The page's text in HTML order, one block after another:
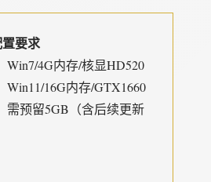
要求
Win7/4G内存/核显HD520
Win11/16G内存/GTX1660
需预留5GB（含后续更新